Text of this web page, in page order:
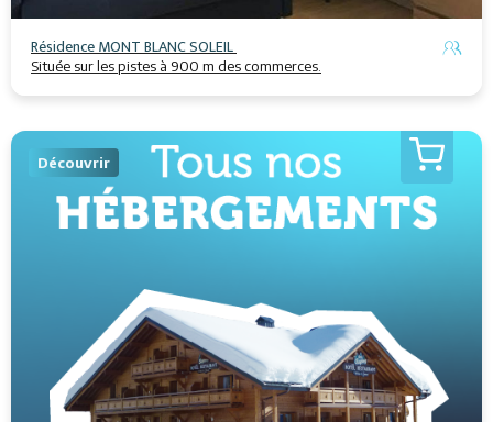
Résidence MONT BLANC SOLEIL
Située sur les pistes à 900 m des commerces.
Découvrir